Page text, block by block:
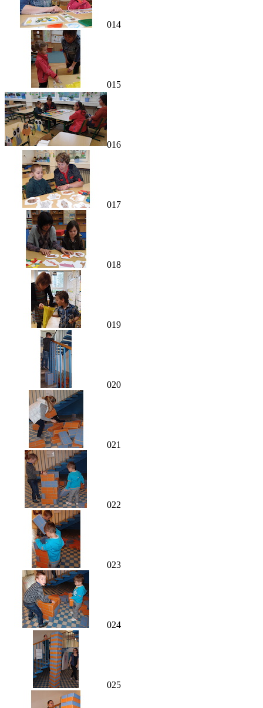
014
015
016
017
018
019
020
021
022
023
024
025